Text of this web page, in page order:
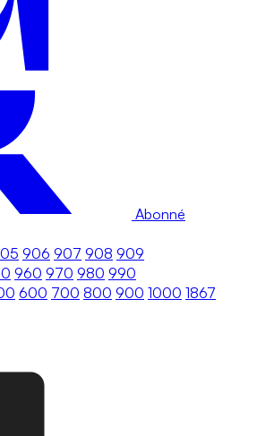
Abonné
906 907 908 909
960 970 980 990
600 700 800 900 1000 1867